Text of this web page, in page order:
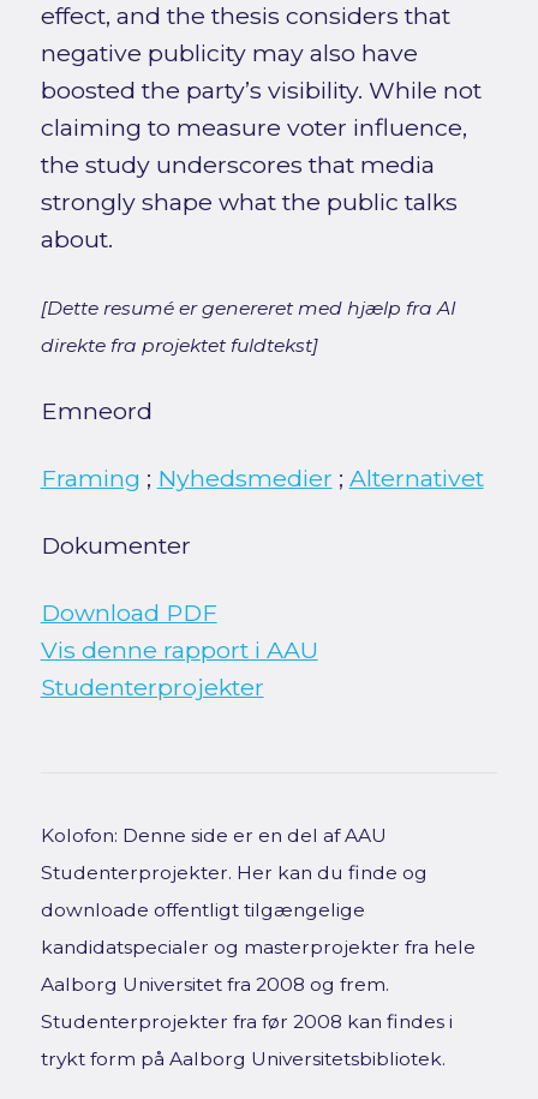
effect, and the thesis considers that
negative publicity may also have
boosted the party’s visibility. While not
claiming to measure voter influence,
the study underscores that media
strongly shape what the public talks
about.
[Dette resumé er genereret med hjælp fra AI
direkte fra projektet fuldtekst]
Emneord
Framing ; Nyhedsmedier ; Alternativet
Dokumenter
Download PDF
Vis denne rapport i AAU
Studenterprojekter
Kolofon: Denne side er en del af AAU
Studenterprojekter. Her kan du finde og
downloade offentligt tilgængelige
kandidatspecialer og masterprojekter fra hele
Aalborg Universitet fra 2008 og frem.
Studenterprojekter fra før 2008 kan findes i
trykt form på Aalborg Universitetsbibliotek.